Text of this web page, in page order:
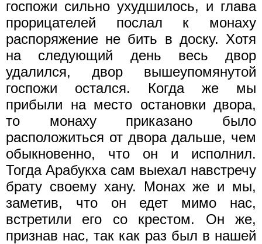
госпожи сильно ухудшилось, и глава
прорицателей послал к монаху
распоряжение не бить в доску. Хотя
на следующий день весь двор
удалился, двор вышеупомянутой
госпожи остался. Когда же мы
прибыли на место остановки двора,
то монаху приказано было
расположиться от двора дальше, чем
обыкновенно, что он и исполнил.
Тогда Арабукха сам выехал навстречу
брату своему хану. Монах же и мы,
заметив, что он едет мимо нас,
встретили его со крестом. Он же,
признав нас, так как раз был в нашей